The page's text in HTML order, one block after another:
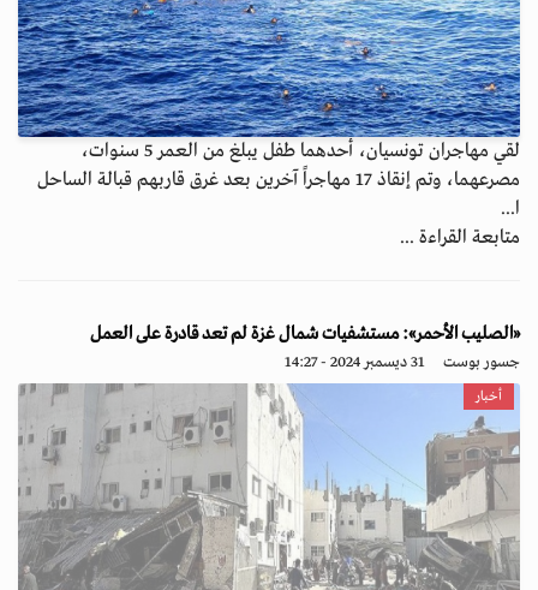
لقي مهاجران تونسيان، أحدهما طفل يبلغ من العمر 5 سنوات،
مصرعهما، وتم إنقاذ 17 مهاجراً آخرين بعد غرق قاربهم قبالة الساحل
ا...
متابعة القراءة ...
«الصليب الأحمر»: مستشفيات شمال غزة لم تعد قادرة على العمل
جسور بوست 31 ديسمبر 2024 - 14:27
أخبار